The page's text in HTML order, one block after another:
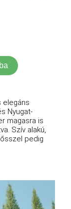
elegáns
Nyugat-
magasra is
Szív alakú,
pedig